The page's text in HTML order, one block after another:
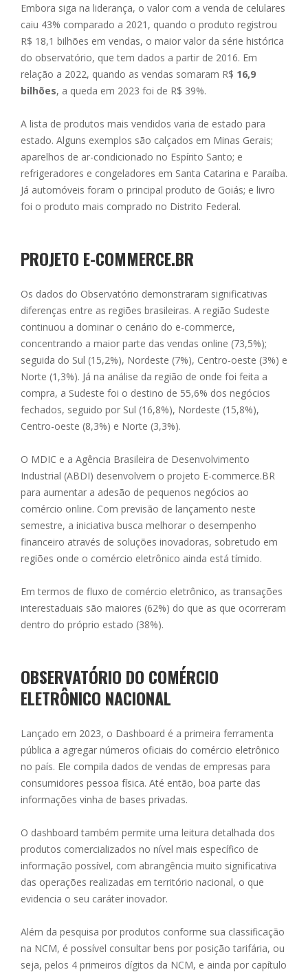
Embora siga na liderança, o valor com a venda de celulares
caiu 43% comparado a 2021, quando o produto registrou
R$ 18,1 bilhões em vendas, o maior valor da série histórica
do observatório, que tem dados a partir de 2016. Em
relação a 2022, quando as vendas somaram R$ 16,9
bilhões, a queda em 2023 foi de R$ 39%.
A lista de produtos mais vendidos varia de estado para
estado. Alguns exemplos são calçados em Minas Gerais;
aparelhos de ar-condicionado no Espírito Santo; e
refrigeradores e congeladores em Santa Catarina e Paraíba.
Já automóveis foram o principal produto de Goiás; e livro
foi o produto mais comprado no Distrito Federal.
PROJETO E-COMMERCE.BR
Os dados do Observatório demonstraram significativas
diferenças entre as regiões brasileiras. A região Sudeste
continuou a dominar o cenário do e-commerce,
concentrando a maior parte das vendas online (73,5%);
seguida do Sul (15,2%), Nordeste (7%), Centro-oeste (3%) e
Norte (1,3%). Já na análise da região de onde foi feita a
compra, a Sudeste foi o destino de 55,6% dos negócios
fechados, seguido por Sul (16,8%), Nordeste (15,8%),
Centro-oeste (8,3%) e Norte (3,3%).
O MDIC e a Agência Brasileira de Desenvolvimento
Industrial (ABDI) desenvolvem o projeto E-commerce.BR
para aumentar a adesão de pequenos negócios ao
comércio online. Com previsão de lançamento neste
semestre, a iniciativa busca melhorar o desempenho
financeiro através de soluções inovadoras, sobretudo em
regiões onde o comércio eletrônico ainda está tímido.
Em termos de fluxo de comércio eletrônico, as transações
interestaduais são maiores (62%) do que as que ocorreram
dentro do próprio estado (38%).
OBSERVATÓRIO DO COMÉRCIO
ELETRÔNICO NACIONAL
Lançado em 2023, o Dashboard é a primeira ferramenta
pública a agregar números oficiais do comércio eletrônico
no país. Ele compila dados de vendas de empresas para
consumidores pessoa física. Até então, boa parte das
informações vinha de bases privadas.
O dashboard também permite uma leitura detalhada dos
produtos comercializados no nível mais específico de
informação possível, com abrangência muito significativa
das operações realizadas em território nacional, o que
evidencia o seu caráter inovador.
Além da pesquisa por produtos conforme sua classificação
na NCM, é possível consultar bens por posição tarifária, ou
seja, pelos 4 primeiros dígitos da NCM, e ainda por capítulo